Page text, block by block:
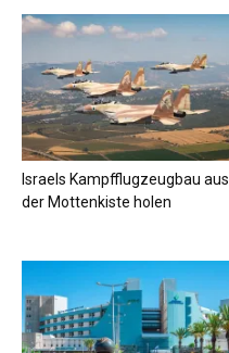
Israels Kampfflugzeugbau aus
der Mottenkiste holen